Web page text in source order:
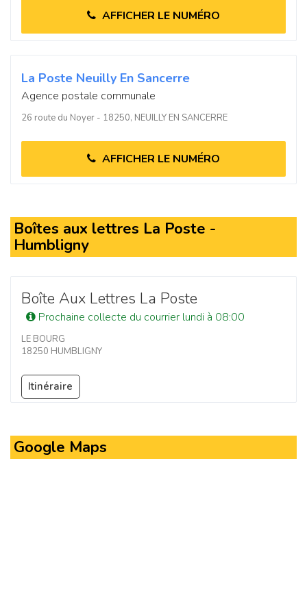
AFFICHER LE NUMÉRO
La Poste Neuilly En Sancerre
Agence postale communale
26 route du Noyer - 18250, NEUILLY EN SANCERRE
AFFICHER LE NUMÉRO
Boîtes aux lettres La Poste -
Humbligny
Boîte Aux Lettres La Poste
Prochaine collecte du courrier lundi à 08:00
LE BOURG
18250 HUMBLIGNY
Itinéraire
Google Maps